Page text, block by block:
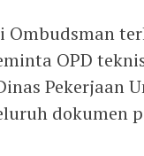
Ombudsman
OPD
Pekerjaan
dokumen